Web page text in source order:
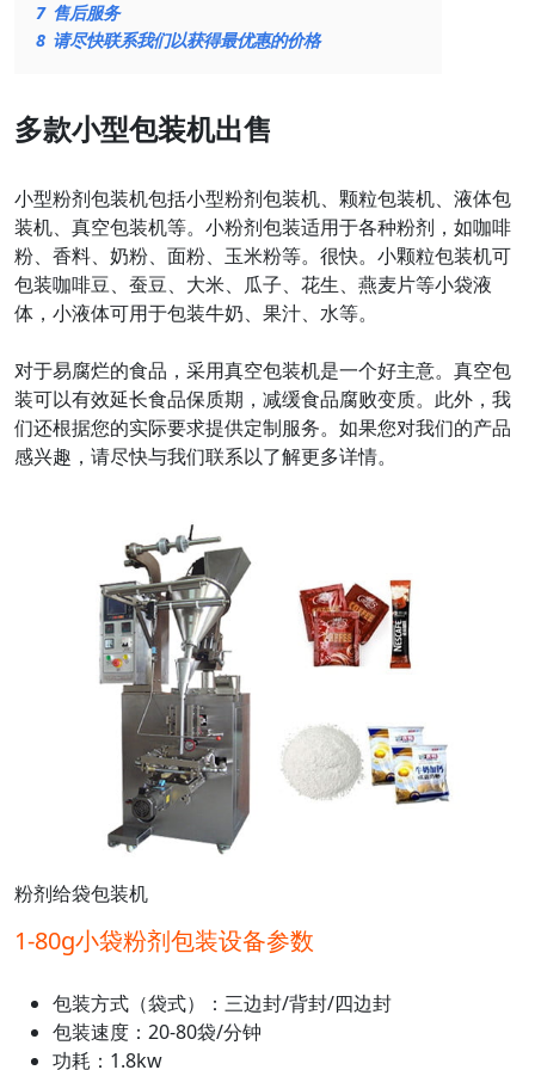
7 售后服务
8 请尽快联系我们以获得最优惠的价格
多款小型包装机出售
小型粉剂包装机包括小型粉剂包装机、颗粒包装机、液体包
装机、真空包装机等。小粉剂包装适用于各种粉剂，如咖啡
粉、香料、奶粉、面粉、玉米粉等。很快。小颗粒包装机可
包装咖啡豆、蚕豆、大米、瓜子、花生、燕麦片等小袋液
体，小液体可用于包装牛奶、果汁、水等。
对于易腐烂的食品，采用真空包装机是一个好主意。真空包
装可以有效延长食品保质期，减缓食品腐败变质。此外，我
们还根据您的实际要求提供定制服务。如果您对我们的产品
感兴趣，请尽快与我们联系以了解更多详情。
粉剂给袋包装机
1-80g小袋粉剂包装设备参数
包装方式（袋式）：三边封/背封/四边封
包装速度：20-80袋/分钟
功耗：1.8kw